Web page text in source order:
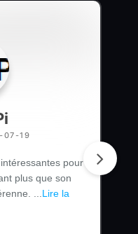
07-19
pour
plus que son
... Lire la